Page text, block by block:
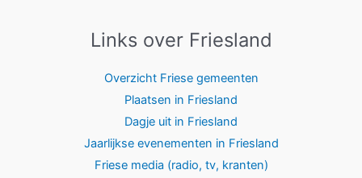
Links over Friesland
Overzicht Friese gemeenten
Plaatsen in Friesland
Dagje uit in Friesland
Jaarlijkse evenementen in Friesland
Friese media (radio, tv, kranten)